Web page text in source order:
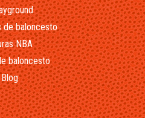
de baloncesto
NBA
baloncesto
Blog